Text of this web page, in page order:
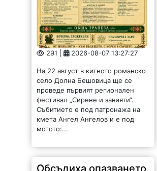
291 | 2026-08-07 13:27:27
На 22 август в китното романско
село Долна Бешовица ще се
фестивал „Сирене и занаяти“.
Събитието е под патронажа на
кмета Ангел Ангелов и е под
мотото:...
на околната среда в
Монтанско